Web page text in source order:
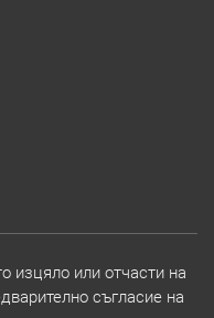
изцяло или отчасти на
съгласие на